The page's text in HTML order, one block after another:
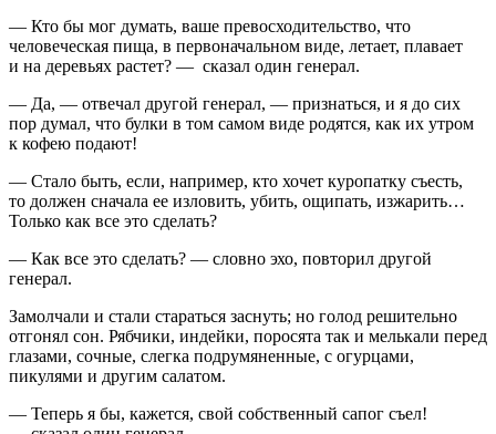
— Кто бы мог думать, ваше превосходительство, что
человеческая пища, в первоначальном виде, летает, плавает
и на деревьях растет? — сказал один генерал.
— Да, — отвечал другой генерал, — признаться, и я до сих
пор думал, что булки в том самом виде родятся, как их утром
к кофею подают!
— Стало быть, если, например, кто хочет куропатку съесть,
то должен сначала ее изловить, убить, ощипать, изжарить…
Только как все это сделать?
— Как все это сделать? — словно эхо, повторил другой
генерал.
Замолчали и стали стараться заснуть; но голод решительно
отгонял сон. Рябчики, индейки, поросята так и мелькали перед
глазами, сочные, слегка подрумяненные, с огурцами,
пикулями и другим салатом.
— Теперь я бы, кажется, свой собственный сапог съел!